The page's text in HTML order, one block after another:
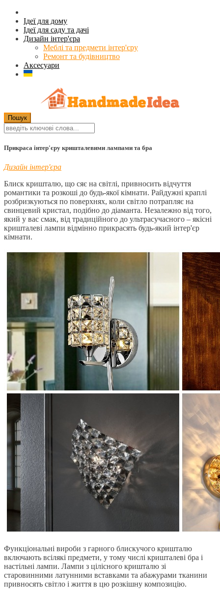
Ідеї для дому
Ідеї для саду та дачі
Дизайн інтер'єра
Меблі та предмети інтер'єру
Ремонт та будівництво
Аксесуари
Прикраса інтер'єру кришталевими лампами та бра
Дизайн інтер'єра
Блиск кришталю, що сяє на світлі, привносить відчуття
романтики та розкоші до будь-якої кімнати. Райдужні краплі
розбризкуються по поверхнях, коли світло потрапляє на
свинцевий кристал, подібно до діаманта. Незалежно від того,
який у вас смак, від традиційного до ультрасучасного – якісні
кришталеві лампи відмінно прикрасять будь-який інтер'єр
кімнати.
Функціональні вироби з гарного блискучого кришталю
включають всілякі предмети, у тому числі кришталеві бра і
настільні лампи. Лампи з цілісного кришталю зі
старовинними латунними вставками та абажурами тканини
привносять світло і життя в цю розкішну композицію.